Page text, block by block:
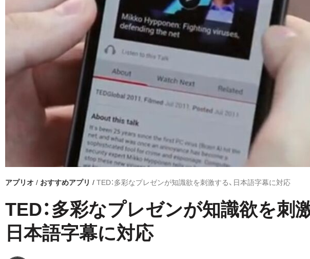
アプリオ おすすめアプリ TED：多彩なプレゼンが知識欲を刺激する、日本語字幕に対応
TED：多彩なプレゼンが知識欲を刺
日本語字幕に対応